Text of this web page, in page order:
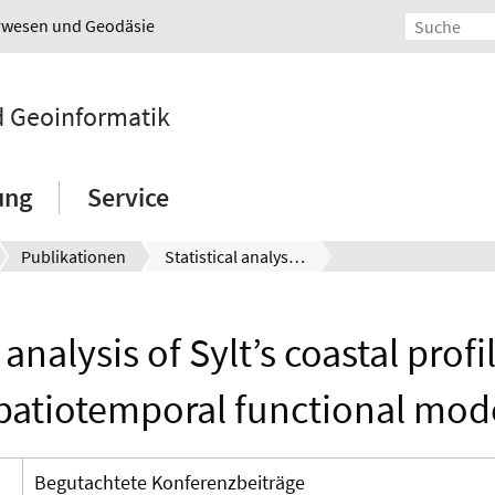
und Geodäsie
Geoinformatik
Service
Publikationen Statistical analysis of Sylt’s coastal profiles using a spatiotemporal functional model
of Sylt’s coastal
functional
Begutachtete Konferenzbeiträge